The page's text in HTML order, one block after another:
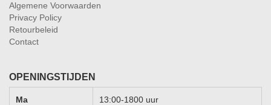
Algemene Voorwaarden
Privacy Policy
Retourbeleid
Contact
OPENINGSTIJDEN
Ma 13:00-1800 uur